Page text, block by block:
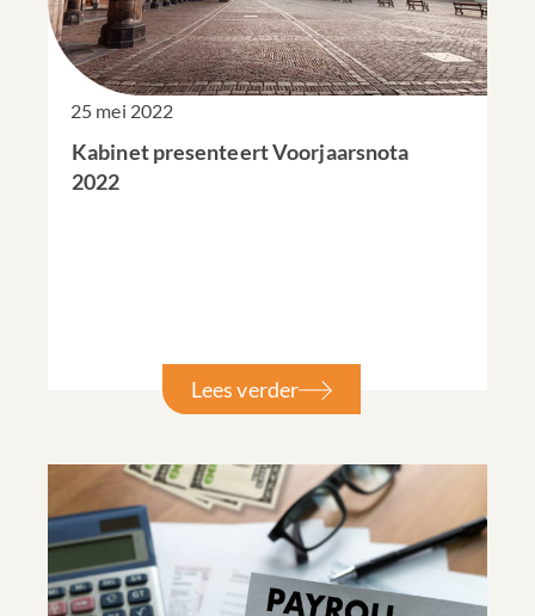
25 mei 2022
Kabinet presenteert Voorjaarsnota
2022
Lees verder